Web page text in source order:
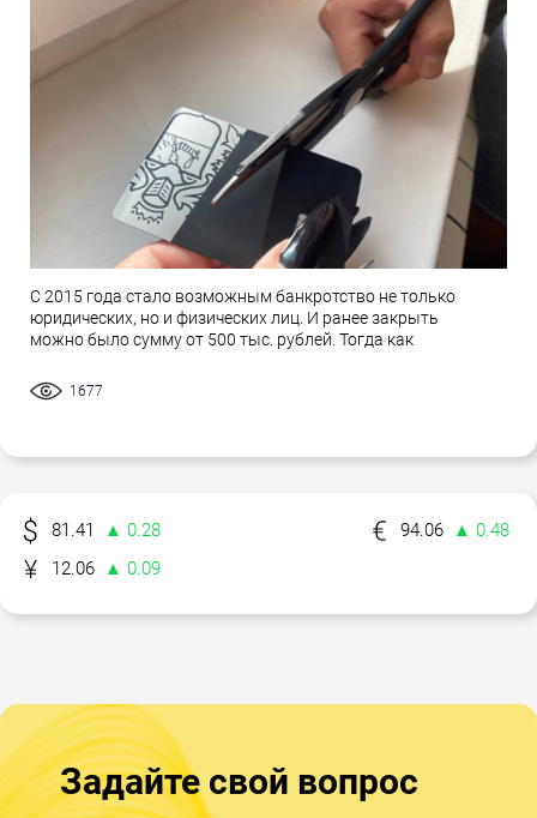
С 2015 года стало возможным банкротство не только
юридических, но и физических лиц. И ранее закрыть
можно было сумму от 500 тыс. рублей. Тогда как
1677
81.41 ▲ 0.28 94.06
▲ 0.48
12.06
▲ 0.09
Задайте свой вопрос